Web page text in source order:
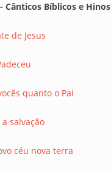
Cânticos Bíblicos e Hinos
de Jesus
quanto o Pai
salvação
céu nova terra